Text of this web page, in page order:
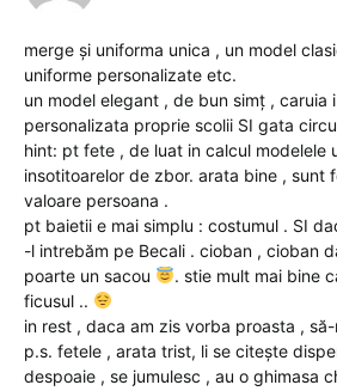
merge și uniforma unica , un model
uniforme personalizate etc.
un model elegant , de bun simț , caruia
personalizata proprie scolii SI gata
hint: pt fete , de luat in calcul modelele
insotitoarelor de zbor. arata bine , sunt
valoare persoana .
pt baietii e mai simplu : costumul . SI
-l intrebăm pe Becali . cioban , cioban
poarte un sacou
. stie mult mai bine
ficusul ..
in rest , daca am zis vorba proasta ,
p.s. fetele , arata trist, li se citește
despoaie , se jumulesc , au o ghimasa